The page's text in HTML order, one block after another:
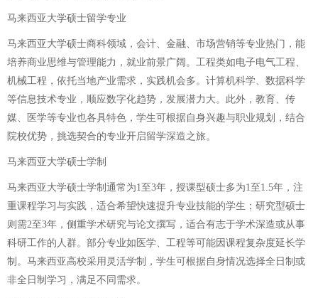
马来西亚大学硕士留学专业
马来西亚大学硕士商科领域，会计、金融、市场营销等专业热门，能
培养商业思维与管理能力，就业前景广阔。工程类如电子电气工程、
机械工程，依托当地产业需求，实践机会多。计算机科学、数据科学
等信息技术专业，顺应数字化趋势，发展潜力大。此外，教育、传
媒、医学等专业也各具特色，学生可根据自身兴趣与职业规划，结合
院校优势，挑选契合的专业开启留学深造之旅。
马来西亚大学硕士学制
马来西亚大学硕士学制通常为1至3年，授课型硕士多为1至1.5年，注
重课程学习与实践，适合希望快速提升专业技能的学生；研究型硕士
则需2至3年，侧重学术研究与论文撰写，适合有志于学术深造或从事
科研工作的人群。部分专业如医学、工程等可能因课程复杂度延长学
制。马来西亚高校采用灵活学制，学生可根据自身情况选择全日制或
非全日制学习，满足不同需求。